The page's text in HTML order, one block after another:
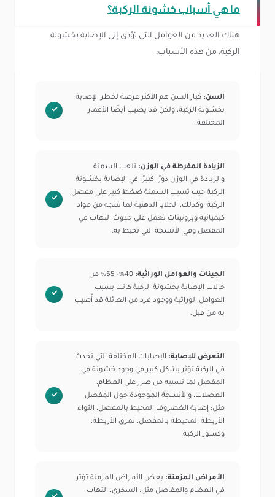
ما هي أسباب خشونة الركبة؟
هناك العديد من العوامل التي تؤدي إلى الإصابة بخشونة
الركبة، من هذه الأسباب:
السن: كبار السن هم الأكثر عرضة لخطر الإصابة
بخشونة الركبة، ولكن قد يصيب أيضًا الأعمار
المختلفة.
الزيادة المفرطة في الوزن: تلعب السمنة
والزيادة في الوزن دورًا كبيرًا في الإصابة بخشونة
الركبة حيث تسبب السمنة ضغط كبير على مفصل
الركبة، وكذلك، الخلايا الدهنية لما تنتجه من مواد
كيميائية وبروتينات تعمل على حدوث التهاب في
المفصل وفي الأنسجة التي تحيط به.
الجينات والعوامل الوراثية:
40%- 65% من
حالات الإصابة بخشونة الركبة كانت بسبب
العوامل الوراثية ووجود فرد من العائلة قد أُصيب
به من قبل.
التعرض للإصابة: الإصابات المختلفة التي تحدث
في الركبة تؤثر بشكل كبير في وجود خشونة في
المفصل لما تسببه من ضرر على العظام،
العضلات، والأنسجة الموجودة حول المفصل
مثل: إصابة الغضروف المحيط بالمفصل، التواء
الأربطة المحيطة بالمفصل، تمزق الأربطة،
وكسور الركبة.
الأمراض المزمنة: بعض الأمراض المزمنة تؤثر
في العظام والمفاصل مثل: السكري، التهاب